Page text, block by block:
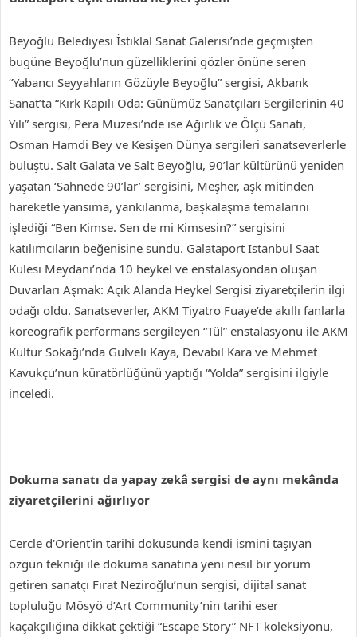
Beyoğlu Belediyesi İstiklal Sanat Galerisi’nde geçmişten
bugüne Beyoğlu’nun güzelliklerini gözler önüne seren
“Yabancı Seyyahların Gözüyle Beyoğlu” sergisi, Akbank
Sanat’ta “Kırk Kapılı Oda: Günümüz Sanatçıları Sergilerinin 40
Yılı” sergisi, Pera Müzesi’nde ise Ağırlık ve Ölçü Sanatı,
Osman Hamdi Bey ve Kesişen Dünya sergileri sanatseverlerle
buluştu. Salt Galata ve Salt Beyoğlu, 90’lar kültürünü yeniden
yaşatan ‘Sahnede 90’lar’ sergisini, Meşher, aşk mitinden
hareketle yansıma, yankılanma, başkalaşma temalarını
işlediği “Ben Kimse. Sen de mi Kimsesin?” sergisini
katılımcıların beğenisine sundu. Galataport İstanbul Saat
Kulesi Meydanı’nda 10 heykel ve enstalasyondan oluşan
Duvarları Aşmak: Açık Alanda Heykel Sergisi ziyaretçilerin ilgi
odağı oldu. Sanatseverler, AKM Tiyatro Fuaye’de akıllı fanlarla
koreografik performans sergileyen “Tül” enstalasyonu ile AKM
Kültür Sokağı’nda Gülveli Kaya, Devabil Kara ve Mehmet
Kavukçu’nun küratörlüğünü yaptığı “Yolda” sergisini ilgiyle
inceledi.
Dokuma sanatı da yapay zekâ sergisi de aynı mekânda
ziyaretçilerini ağırlıyor
Cercle d'Orient'in tarihi dokusunda kendi ismini taşıyan
özgün tekniği ile dokuma sanatına yeni nesil bir yorum
getiren sanatçı Fırat Neziroğlu’nun sergisi, dijital sanat
topluluğu Mösyö d’Art Community’nin tarihi eser
kaçakçılığına dikkat çektiği “Escape Story” NFT koleksiyonu,